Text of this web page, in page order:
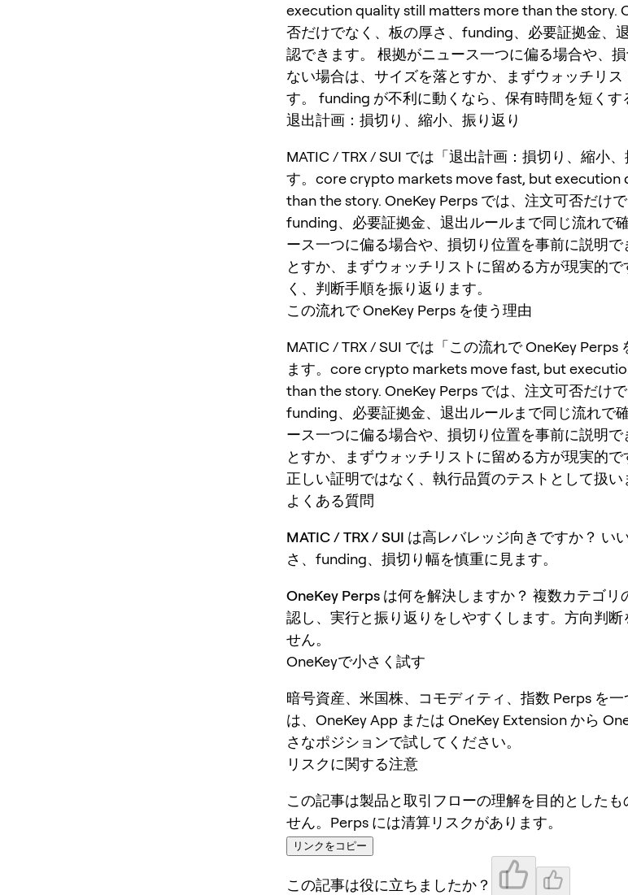
execution quality still matters more than the story.
否だけでなく、板の厚さ、funding、必要証拠金、
認できます。 根拠がニュース一つに偏る場合や、
ない場合は、サイズを落とすか、まずウォッチリ
す。 funding が不利に動くなら、保有時間を短くす
退出計画：損切り、縮小、振り返り
MATIC / TRX / SUI では「退出計画：損切り、縮小
す。core crypto markets move fast, but execution
than the story. OneKey Perps では、注文可否だけで
funding、必要証拠金、退出ルールまで同じ流れで
ース一つに偏る場合や、損切り位置を事前に説明
とすか、まずウォッチリストに留める方が現実的
く、判断手順を振り返ります。
この流れで OneKey Perps を使う理由
MATIC / TRX / SUI では「この流れで OneKey Perps
ます。core crypto markets move fast, but
than the story. OneKey Perps では、注文可否だけで
funding、必要証拠金、退出ルールまで同じ流れで
ース一つに偏る場合や、損切り位置を事前に説明
とすか、まずウォッチリストに留める方が現実的
正しい証明ではなく、執行品質のテストとして扱い
よくある質問
MATIC / TRX / SUI は高レバレッジ向きですか？ い
さ、funding、損切り幅を慎重に見ます。
OneKey Perps は何を解決しますか？ 複数カテゴリ
認し、実行と振り返りをしやすくします。方向判断
せん。
OneKeyで小さく試す
暗号資産、米国株、コモディティ、指数 Perps を
は、OneKey App または OneKey Extension から
さなポジションで試してください。
リスクに関する注意
この記事は製品と取引フローの理解を目的とした
せん。Perps には清算リスクがあります。
リンクをコピー
この記事は役に立ちましたか？